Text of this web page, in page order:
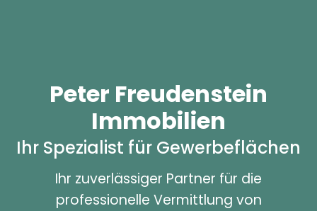
Peter Freudenstein
Immobilien
Ihr Spezialist für Gewerbeflächen
Ihr zuverlässiger Partner für die
professionelle Vermittlung von